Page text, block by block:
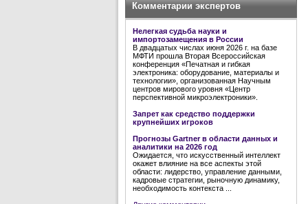
Комментарии экспертов
Нелегкая судьба науки и
импортозамещения в России
В двадцатых числах июня 2026 г. на базе
МФТИ прошла Вторая Всероссийская
конференция «Печатная и гибкая
электроника: оборудование, материалы и
технологии», организованная Научным
центров мирового уровня «Центр
перспективной микроэлектроники».
Запрет как средство поддержки
крупнейших игроков
Прогнозы Gartner в области данных и
аналитики на 2026 год
Ожидается, что искусственный интеллект
окажет влияние на все аспекты этой
области: лидерство, управление данными,
кадровые стратегии, рыночную динамику,
необходимость контекста ...